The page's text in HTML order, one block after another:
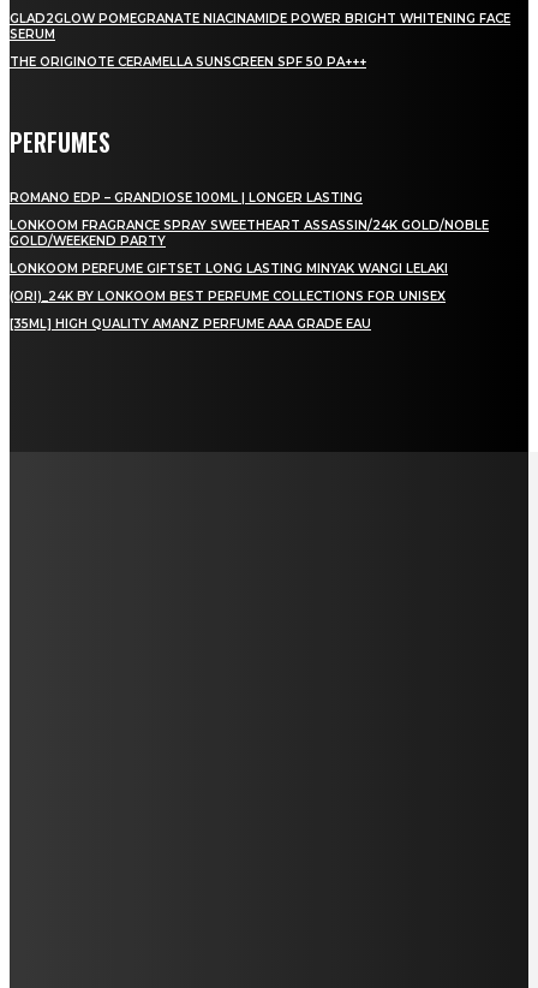
GLAD2GLOW POMEGRANATE NIACINAMIDE POWER BRIGHT WHITENING FACE
SERUM
THE ORIGINOTE CERAMELLA SUNSCREEN SPF 50 PA+++
PERFUMES
ROMANO EDP – GRANDIOSE 100ML | LONGER LASTING
LONKOOM FRAGRANCE SPRAY SWEETHEART ASSASSIN/24K GOLD/NOBLE
GOLD/WEEKEND PARTY
LONKOOM PERFUME GIFTSET LONG LASTING MINYAK WANGI LELAKI
(ORI)_24K BY LONKOOM BEST PERFUME COLLECTIONS FOR UNISEX
[35ML] HIGH QUALITY AMANZ PERFUME AAA GRADE EAU